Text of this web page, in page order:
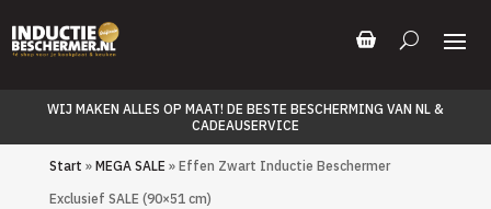
WIJ MAKEN ALLES OP MAAT! DE BESTE BESCHERMING VAN NL &
CADEAUSERVICE
Start » MEGA SALE » Effen Zwart Inductie Beschermer
Exclusief SALE (90×51 cm)